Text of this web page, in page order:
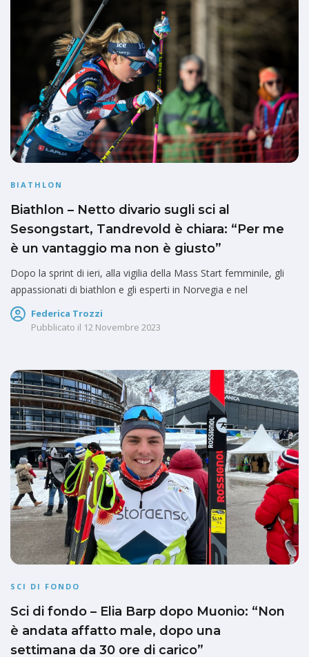
BIATHLON
Biathlon – Netto divario sugli sci al
Sesongstart, Tandrevold è chiara: “Per me
è un vantaggio ma non è giusto”
Dopo la sprint di ieri, alla vigilia della Mass Start femminile, gli
appassionati di biathlon e gli esperti in Norvegia e nel
Federica Trozzi
Pubblicato il 12 Novembre 2023
SCI DI FONDO
Sci di fondo – Elia Barp dopo Muonio: “Non
è andata affatto male, dopo una
settimana da 30 ore di carico”